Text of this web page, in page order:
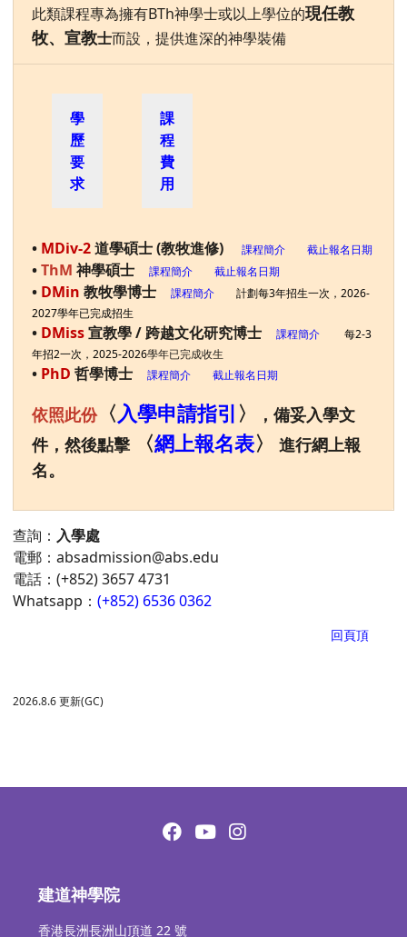
此類課程專為擁有BTh神學士或以上學位的現任教
牧、宣教士而設，提供進深的神學裝備
學
歷
要
求
課
程
費
用
• MDiv-2道學碩士 (教牧進修) 課程簡介 截止報名日期
•ThM 神學碩士 課程簡介 截止報名日期
• DMin 教牧學博士 課程簡介
計劃每3年招生一次，2026-
2027學年已完成招生
• DMiss宣教學 / 跨越文化研究博士 課程簡介
每2-3
年招2一次，2025-2026學年已完成收生
• PhD 哲學博士 課程簡介 截止報名日期
依照此份〈入學申請指引 〉
，備妥入學文
件，然後點擊
〈網上報名表〉
進行網上報
名。
查詢： 入學處
電郵： absadmission@abs.edu
電話：(+852) 3657 4731
Whatsapp： (+852) 6536 0362
回頁頂
2026.8.6 更新(GC)
建道神學院
香港長洲長洲山頂道 22 號